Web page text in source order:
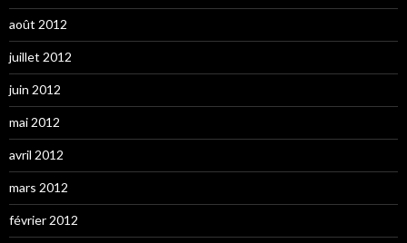
août 2012
juillet 2012
juin 2012
mai 2012
avril 2012
mars 2012
février 2012